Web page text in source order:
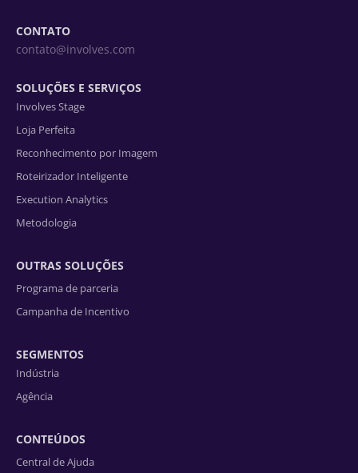
CONTATO
contato@involves.com
SOLUÇÕES E SERVIÇOS
Involves Stage
Loja Perfeita
Reconhecimento por Imagem
Roteirizador Inteligente
Execution Analytics
Metodologia
OUTRAS SOLUÇÕES
Programa de parceria
Campanha de Incentivo
SEGMENTOS
Indústria
Agência
CONTEÚDOS
Central de Ajuda